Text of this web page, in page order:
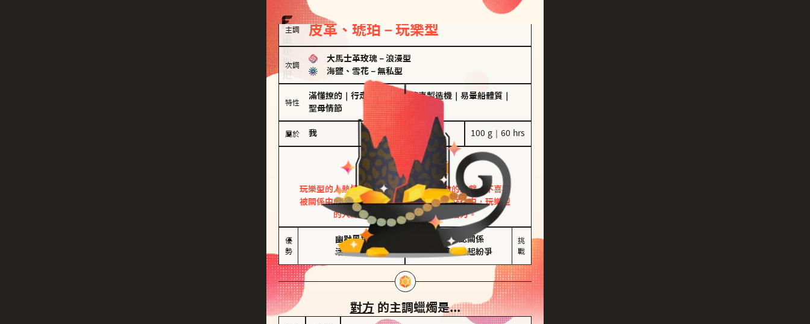
主調 皮革、琥珀－玩樂型
次調
大馬士革玫瑰 － 浪漫型
海鹽、雪花 － 無私型
特性
滿懂撩的 行走的發電機 ｜ 驚喜製造機 易暈船體質
聖母情節
屬於 我 100 g｜60 hrs
玩樂型
皮革、琥珀
玩樂型的人熱情洋溢，視戀愛為一場刺激的遊戲，不喜歡
被關係中的限制綑綁。無論是約會中還是交往中，玩樂型
的人總能帶來樂趣，讓關係充滿活力。
優
勢
幽默風趣
活在當下
害怕確認關係
桃花較多易起紛爭
挑
戰
對方 的主調蠟燭是...